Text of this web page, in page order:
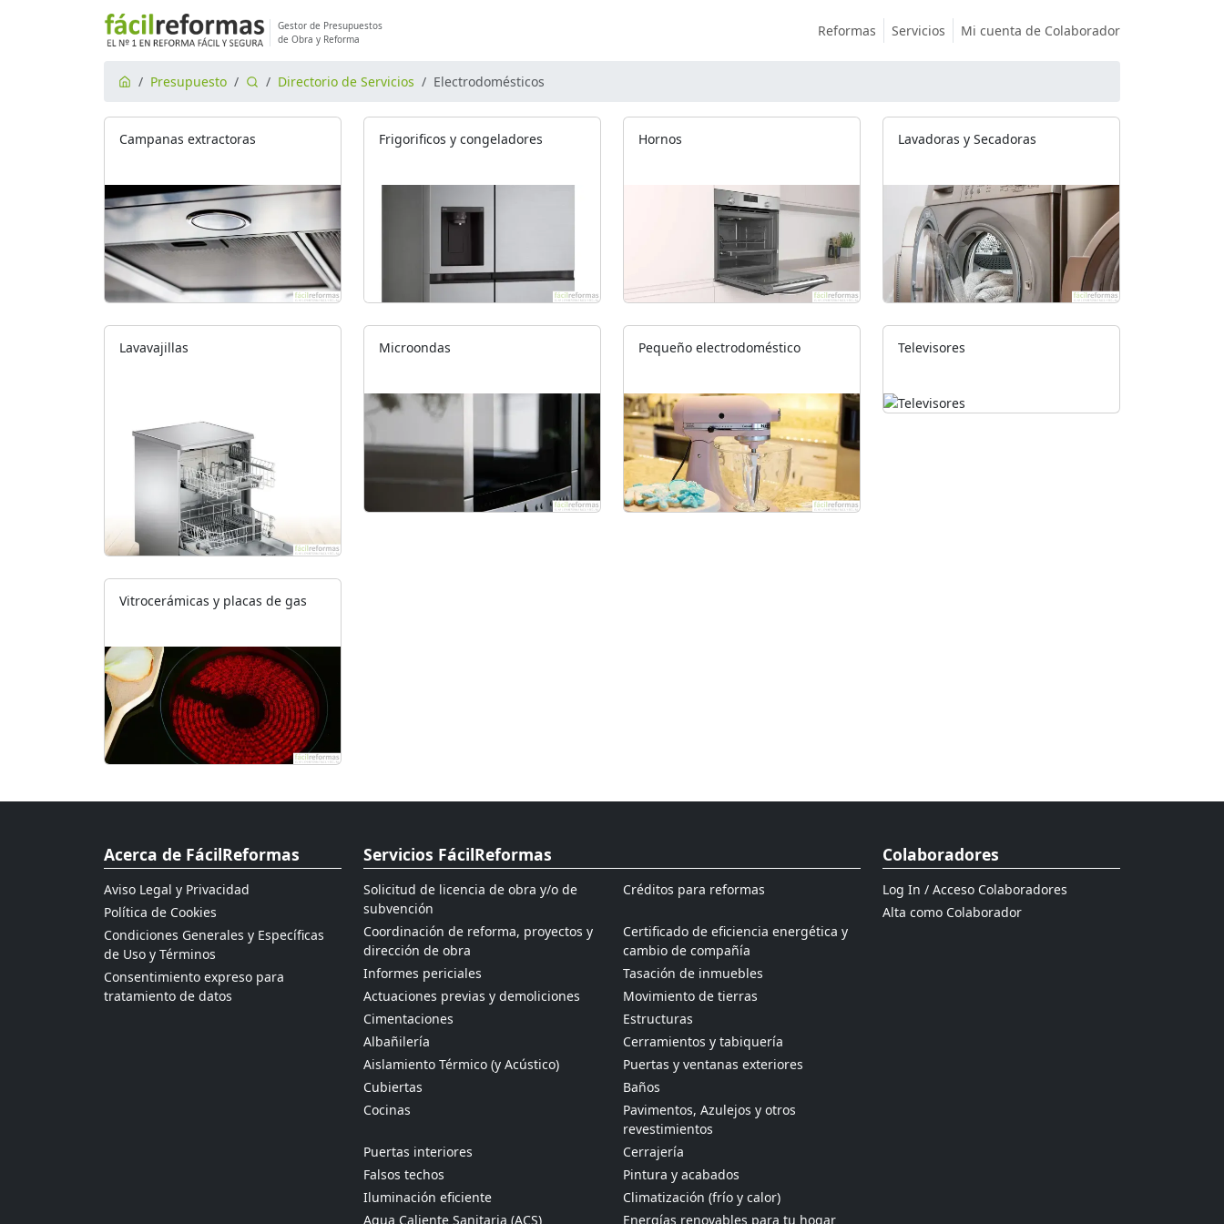
Gestor de Presupuestos
de Obra y Reforma
Reformas Servicios Mi cuenta de Colaborador
Presupuesto Directorio de Servicios Electrodomésticos
Campanas extractoras Frigorificos y congeladores Hornos Lavadoras y Secadoras
Lavavajillas Microondas Pequeño electrodoméstico Televisores
Vitrocerámicas y placas de gas
Acerca de FácilReformas
Aviso Legal y Privacidad
Política de Cookies
Condiciones Generales y Específicas
de Uso y Términos
Consentimiento expreso para
tratamiento de datos
Servicios FácilReformas
Solicitud de licencia de obra y/o de
subvención
Créditos para reformas
Coordinación de reforma, proyectos y
dirección de obra
Certificado de eficiencia energética y
cambio de compañía
Informes periciales
Tasación de inmuebles
Actuaciones previas y demoliciones
Movimiento de tierras
Cimentaciones
Estructuras
Albañilería
Cerramientos y tabiquería
Aislamiento Térmico (y Acústico)
Puertas y ventanas exteriores
Cubiertas
Baños
Cocinas
Pavimentos, Azulejos y otros
revestimientos
Puertas interiores
Cerrajería
Falsos techos
Pintura y acabados
Iluminación eficiente
Climatización (frío y calor)
Agua Caliente Sanitaria (ACS)
Energías renovables para tu hogar
Colaboradores
Log In / Acceso Colaboradores
Alta como Colaborador